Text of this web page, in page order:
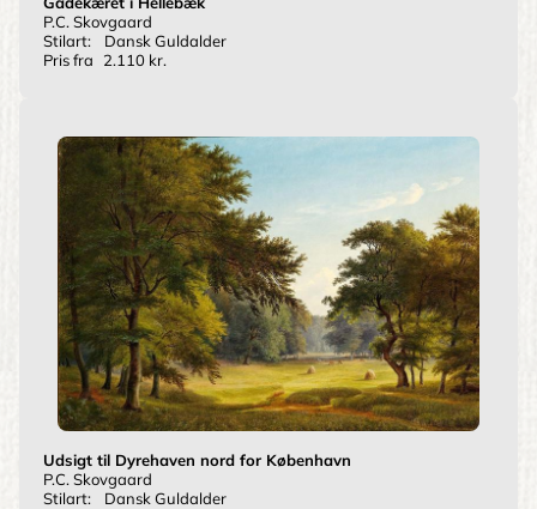
P.C. Skovgaard
Stilart:
Dansk Guldalder
Pris fra
2.110 kr.
Udsigt til Dyrehaven nord for København
P.C. Skovgaard
Stilart:
Dansk Guldalder